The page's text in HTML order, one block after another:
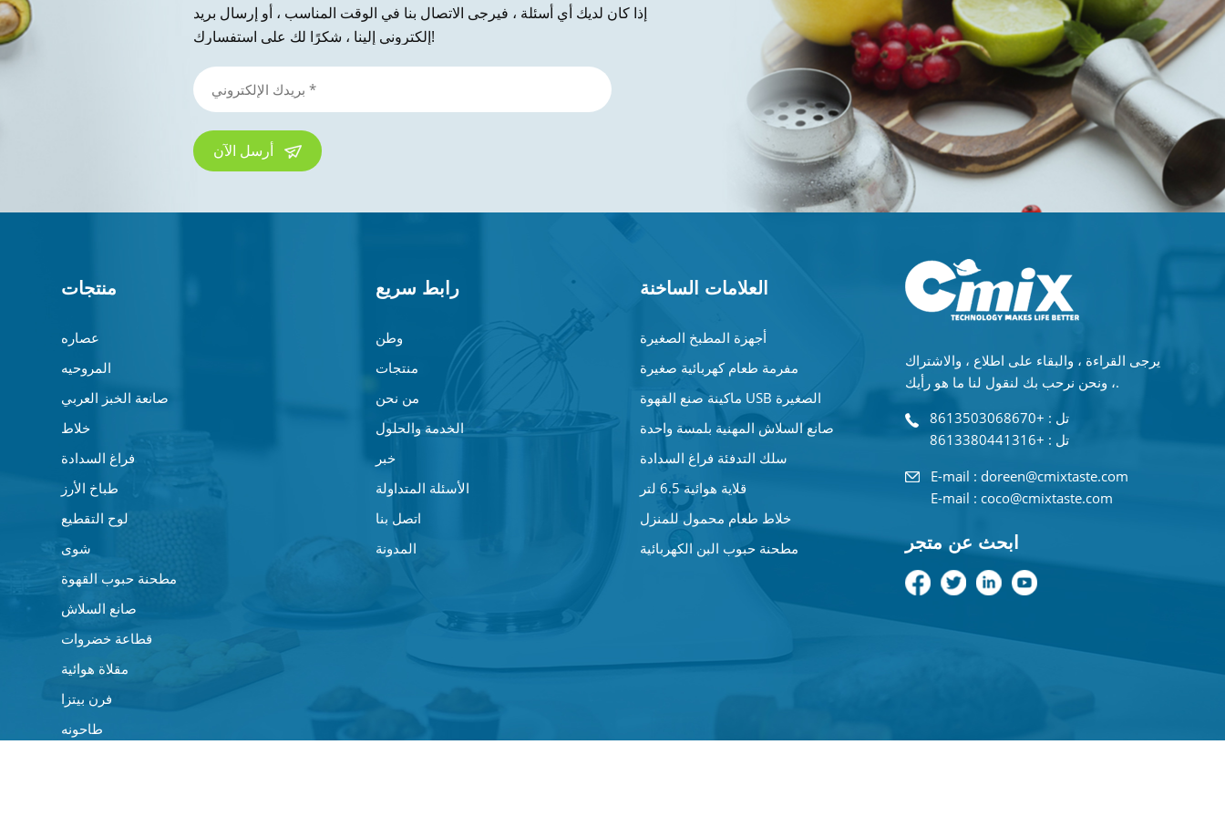
إذا كان لديك أي أسئلة ، فيرجى الاتصال بنا في الوقت المناسب ، أو إرسال بريد
إلكتروني إلينا ، شكرًا لك على استفسارك!
منتجات
عصاره
المروحيه
صانعة الخبز العربي
خلاط
فراغ السدادة
طباخ الأرز
لوح التقطيع
شوى
مطحنة حبوب القهوة
صانع السلاش
قطاعة خضروات
مقلاة هوائية
فرن بيتزا
طاحونه
رابط سريع
وطن
منتجات
من نحن
الخدمة والحلول
خبر
الأسئلة المتداولة
اتصل بنا
المدونة
العلامات الساخنة
أجهزة المطبخ الصغيرة
مفرمة طعام كهربائية صغيرة
ماكينة صنع القهوة USB الصغيرة
صانع السلاش المهنية بلمسة واحدة
سلك التدفئة فراغ السدادة
قلاية هوائية 6.5 لتر
خلاط طعام محمول للمنزل
مطحنة حبوب البن الكهربائية
يرجى القراءة ، والبقاء على اطلاع ، والاشتراك
، ونحن نرحب بك لنقول لنا ما هو رأيك.
تل : +8613503068670
تل : +8613380441316
E-mail : doreen@cmixtaste.com
E-mail : coco@cmixtaste.com
ابحث عن متجر